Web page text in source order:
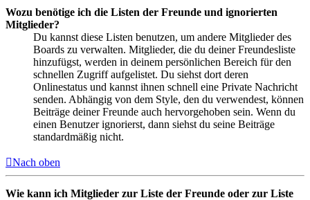
Wozu benötige ich die Listen der Freunde und ignorierten
Mitglieder?
Du kannst diese Listen benutzen, um andere Mitglieder des
Boards zu verwalten. Mitglieder, die du deiner Freundesliste
hinzufügst, werden in deinem persönlichen Bereich für den
schnellen Zugriff aufgelistet. Du siehst dort deren
Onlinestatus und kannst ihnen schnell eine Private Nachricht
senden. Abhängig von dem Style, den du verwendest, können
Beiträge deiner Freunde auch hervorgehoben sein. Wenn du
einen Benutzer ignorierst, dann siehst du seine Beiträge
standardmäßig nicht.
Nach oben
Wie kann ich Mitglieder zur Liste der Freunde oder zur Liste